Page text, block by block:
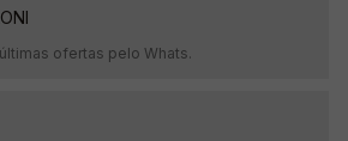
ofertas pelo Whats.